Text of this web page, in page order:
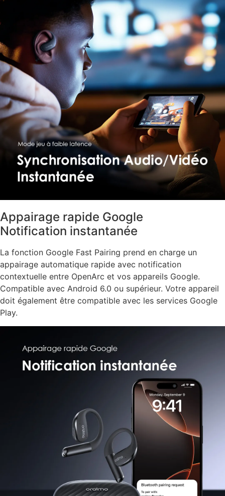
Appairage rapide Google
Notification instantanée
La fonction Google Fast Pairing prend en charge un
appairage automatique rapide avec notification
contextuelle entre OpenArc et vos appareils Google.
Compatible avec Android 6.0 ou supérieur. Votre appareil
doit également être compatible avec les services Google
Play.